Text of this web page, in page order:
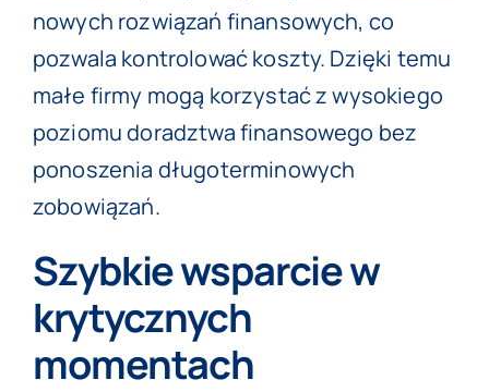
nowych rozwiązań finansowych, co
pozwala kontrolować koszty. Dzięki temu
małe firmy mogą korzystać z wysokiego
poziomu doradztwa finansowego bez
ponoszenia długoterminowych
zobowiązań.
Szybkie wsparcie w
krytycznych
momentach